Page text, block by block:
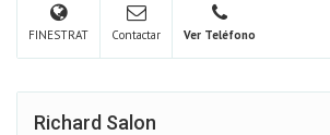
FINESTRAT Contactar Ver Teléfono
Richard Salon